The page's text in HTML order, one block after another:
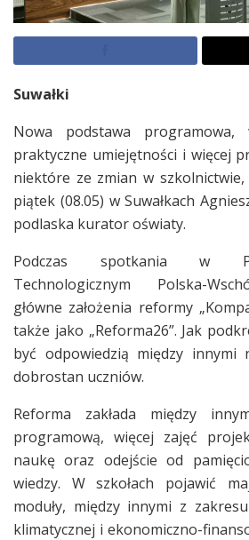
Suwałki
Nowa podstawa programowa,
praktyczne umiejętności i więcej
niektóre ze zmian w
piątek (08.05) w Suwałkach
podlaska kurator oświaty.
Podczas spotkania w
Technologicznym Polska-
główne założenia reformy
także jako „Reforma26”. Jak
być odpowiedzią między innymi
dobrostan uczniów.
Reforma zakłada między
programową, więcej zajęć
naukę oraz odejście od
wiedzy. W szkołach pojawić
moduły, między innymi z
klimatycznej i ekonomiczno-